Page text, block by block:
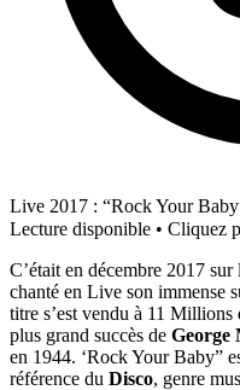
Live 2017 : “Rock Your
Lecture disponible • Cliquez
C’était en décembre 2017 sur
chanté en Live son immense
titre s’est vendu à 11 Millions
plus grand succès de George
en 1944. ‘Rock Your Baby”
référence du Disco, genre